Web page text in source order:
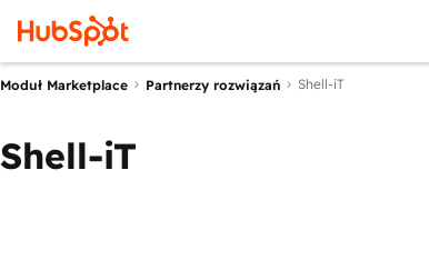
Moduł Marketplace Partnerzy rozwiązań Shell-iT
Shell-iT